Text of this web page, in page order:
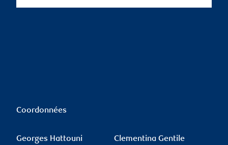
Coordonnées
Georges Hattouni Clementina Gentile